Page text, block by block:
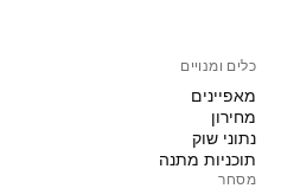
כלים ומנויים
מאפיינים
מחירון
נתוני שוק
תוכניות מתנה
מסחר